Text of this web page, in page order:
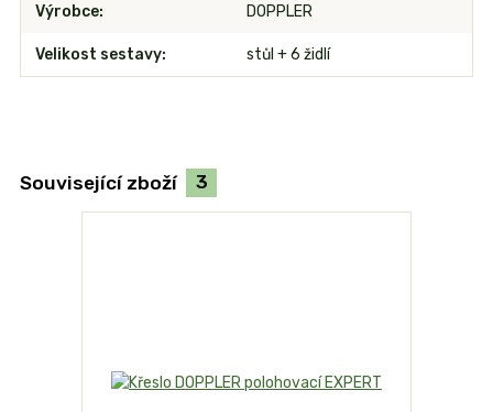
Výrobce DOPPLER
Velikost sestavy stůl + 6 židlí
Související zboží 3